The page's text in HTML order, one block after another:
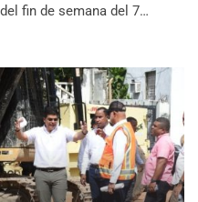
fin de semana del 7…